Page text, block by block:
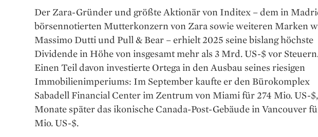
Der Zara-Gründer und größte Aktionär von Inditex – dem in
börsennotierten Mutterkonzern von Zara sowie weiteren Marken
Massimo Dutti und Pull & Bear – erhielt 2025 seine bislang höchste
Dividende in Höhe von insgesamt mehr als 3 Mrd. US-$ vor
Einen Teil davon investierte Ortega in den Ausbau seines riesigen
Immobilienimperiums: Im September kaufte er den Bürokomplex
Sabadell Financial Center im Zentrum von Miami für 274 Mio. US-
Monate später das ikonische Canada-Post-Gebäude in Vancouver
Mio. US-$.